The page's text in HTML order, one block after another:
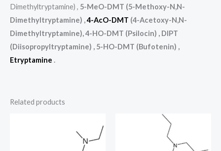
Dimethyltryptamine) , 5-MeO-DMT (5-Methoxy-N,N-
Dimethyltryptamine) ,4-AcO-DMT (4-Acetoxy-N,N-
Dimethyltryptamine), 4-HO-DMT (Psilocin) , DIPT
(Diisopropyltryptamine) , 5-HO-DMT (Bufotenin) ,
Etryptamine .
Related products
€350.00
through
through